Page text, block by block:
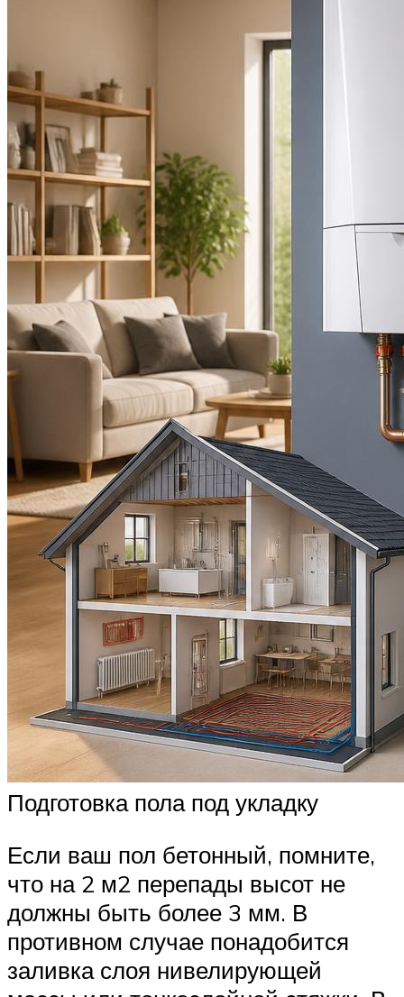
Подготовка пола под укладку
Если ваш пол бетонный, помните,
что на 2 м2 перепады высот не
должны быть более 3 мм. В
противном случае понадобится
заливка слоя нивелирующей